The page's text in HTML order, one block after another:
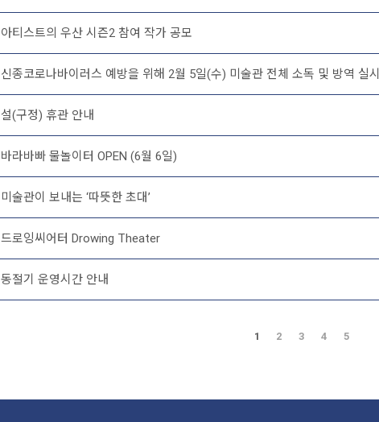
아티스트의 우산 시즌2 참여 작가 공모
신종코로나바이러스 예방을 위해 2월 5일(수) 미술관 전체 소독 및 방역 실시
설(구정) 휴관 안내
바라바빠 물놀이터 OPEN (6월 6일)
미술관이 보내는 ‘따뜻한 초대’
드로잉씨어터 Drowing Theater
동절기 운영시간 안내
1 2 3 4 5